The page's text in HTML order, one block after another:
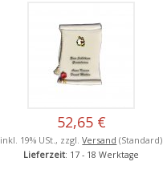
52,65 €
inkl. 19% USt., zzgl.Versand (Standard)
Lieferzeit: 17 - 18 Werktage